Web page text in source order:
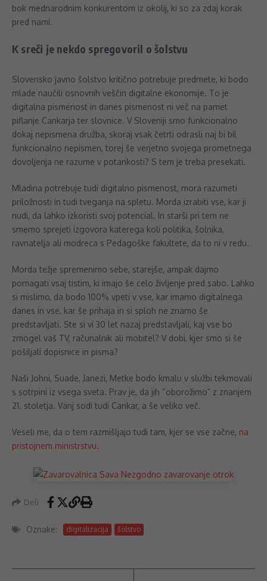
bok mednarodnim konkurentom iz okolij, ki so za zdaj korak
pred nami.
K sreči je nekdo spregovoril o šolstvu
Slovensko javno šolstvo kritično potrebuje predmete, ki bodo
mlade naučili osnovnih veščin digitalne ekonomije. To je
digitalna pismenost in danes pismenost ni več na pamet
piflanje Cankarja ter slovnice. V Sloveniji smo funkcionalno
dokaj nepismena družba, skoraj vsak četrti odrasli naj bi bil
funkcionalno nepismen, torej še verjetno svojega prometnega
dovoljenja ne razume v potankosti? S tem je treba presekati.
Mladina potrebuje tudi digitalno pismenost, mora razumeti
priložnosti in tudi tveganja na spletu. Morda izrabiti vse, kar ji
nudi, da lahko izkoristi svoj potencial. In starši pri tem ne
smemo sprejeti izgovora katerega koli politika, šolnika,
ravnatelja ali modreca s Pedagoške fakultete, da to ni v redu.
Morda težje spremenimo sebe, starejše, ampak dajmo
pomagati vsaj tistim, ki imajo še celo življenje pred sabo. Lahko
si mislimo, da bodo 100% vpeti v vse, kar imamo digitalnega
danes in vse, kar še prihaja in si sploh ne znamo še
predstavljati. Ste si vi 30 let nazaj predstavljali, kaj vse bo
zmogel vaš TV, računalnik ali mobitel? V dobi, kjer smo si še
pošiljali dopisnice in pisma?
Naši Johni, Suade, Janezi, Metke bodo kmalu v službi tekmovali
s sotrpini iz vsega sveta. Prav je, da jih “oborožimo” z znanjem
21. stoletja. Vanj sodi tudi Cankar, a še veliko več.
Veseli me, da o tem razmišljajo tudi tam, kjer se vse začne, na
pristojnem ministrstvu.
Deli
Oznake: digitalizacija šolstvo